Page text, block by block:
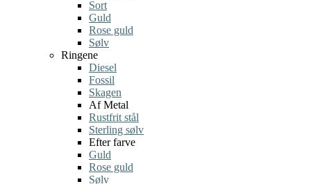
Sort
Guld
Rose guld
Sølv
Ringene
Diesel
Fossil
Skagen
Af Metal
Rustfrit stål
Sterling sølv
Efter farve
Guld
Rose guld
Sølv